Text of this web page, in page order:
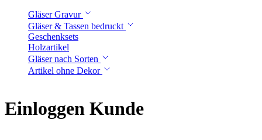
Gläser Gravur
Gläser & Tassen bedruckt
Geschenksets
Holzartikel
Gläser nach Sorten
Artikel ohne Dekor
Einloggen Kunde